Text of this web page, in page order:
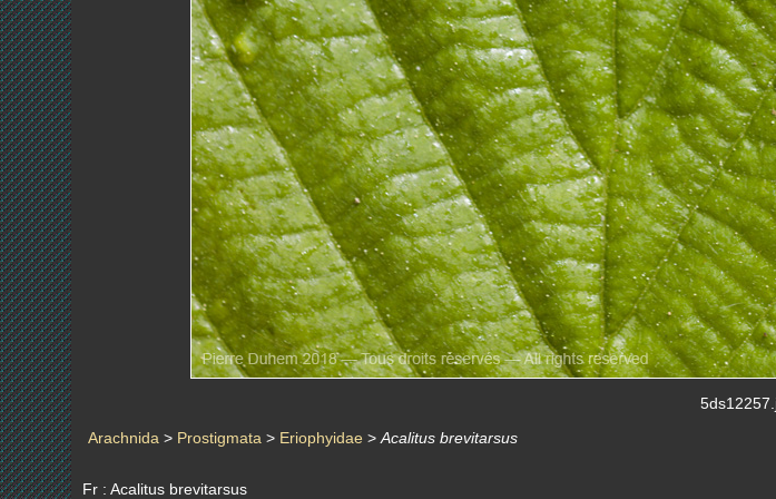
Arachnida > Prostigmata > Eriophyidae >Acalitus brevitarsus
Fr : Acalitus brevitarsus